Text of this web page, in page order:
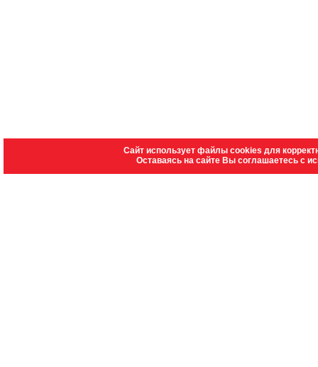
Сайт использует файлы cookies для
Оставаясь на сайте Вы соглашаетесь с